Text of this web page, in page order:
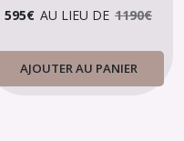
595€ AU LIEU DE 1190€
AJOUTER AU PANIER